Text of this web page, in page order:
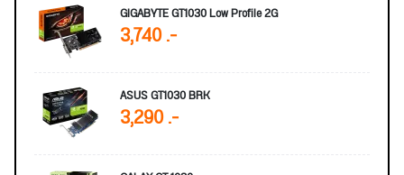
GIGABYTE GT1030 Low Profile 2G
3,740 .-
ASUS GT1030 BRK
3,290 .-